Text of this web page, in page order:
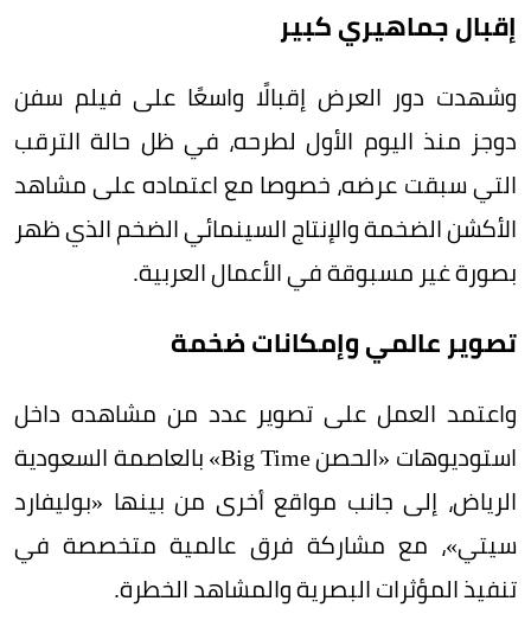
إقبال جماهيري كبير
وشهدت دور العرض إقبالًا واسعًا على فيلم سفن
دوجز منذ اليوم الأول لطرحه، في ظل حالة الترقب
التي سبقت عرضه، خصوصا مع اعتماده على مشاهد
الأكشن الضخمة والإنتاج السينمائي الضخم الذي ظهر
بصورة غير مسبوقة في الأعمال العربية.
تصوير عالمي وإمكانات ضخمة
واعتمد العمل على تصوير عدد من مشاهده داخل
استوديوهات «الحصن Big Time» بالعاصمة السعودية
الرياض، إلى جانب مواقع أخرى من بينها «بوليفارد
سيتي»، مع مشاركة فرق عالمية متخصصة في
تنفيذ المؤثرات البصرية والمشاهد الخطرة.